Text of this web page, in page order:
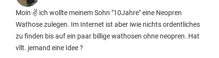
Moin ✌️ ich wollte meinem Sohn "10Jahre" eine Neopren
Wathose zulegen. Im Internet ist aber iwie nichts ordentliches
zu finden bis auf ein paar billige wathosen ohne neopren. Hat
vllt. jemand eine Idee ?